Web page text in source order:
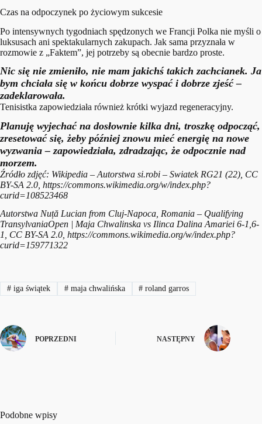
Czas na odpoczynek po życiowym sukcesie
Po intensywnych tygodniach spędzonych we Francji Polka nie myśli o
luksusach ani spektakularnych zakupach. Jak sama przyznała w
rozmowie z „Faktem”, jej potrzeby są obecnie bardzo proste.
Nic się nie zmieniło, nie mam jakichś takich zachcianek. Ja
bym chciała się w końcu dobrze wyspać i dobrze zjeść–
zadeklarowała.
Tenisistka zapowiedziała również krótki wyjazd regeneracyjny.
Planuję wyjechać na dosłownie kilka dni, troszkę odpocząć,
zresetować się, żeby później znowu mieć energię na nowe
wyzwania– zapowiedziała, zdradzając, że odpocznie nad
morzem.
Źródło zdjęć: Wikipedia – Autorstwa si.robi – Swiatek RG21 (22), CC
BY-SA 2.0, https://commons.wikimedia.org/w/index.php?
curid=108523468
Autorstwa Nuță Lucian from Cluj-Napoca, Romania – Qualifying
TransylvaniaOpen | Maja Chwalinska vs Ilinca Dalina Amariei 6-1,6-
1, CC BY-SA 2.0, https://commons.wikimedia.org/w/index.php?
curid=159771322
#iga świątek #maja chwalińska # roland garros
POPRZEDNI NASTĘPNY
Podobne wpisy